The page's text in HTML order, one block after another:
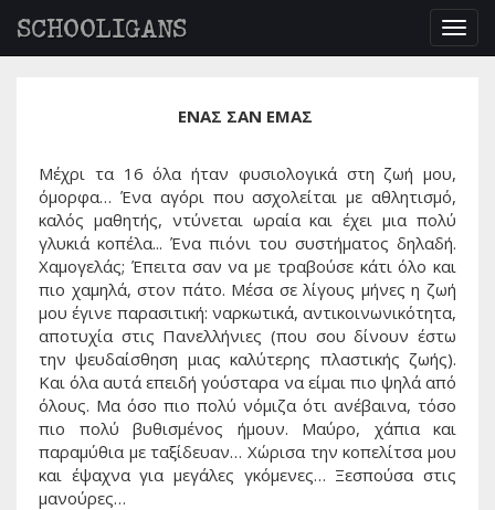
SCHOOLIGANS
ΕΝΑΣ ΣΑΝ ΕΜΑΣ
Μέχρι τα 16 όλα ήταν φυσιολογικά στη ζωή μου,
όμορφα… Ένα αγόρι που ασχολείται με αθλητισμό,
καλός μαθητής, ντύνεται ωραία και έχει μια πολύ
γλυκιά κοπέλα... Ένα πιόνι του συστήματος δηλαδή.
Χαμογελάς; Έπειτα σαν να με τραβούσε κάτι όλο και
πιο χαμηλά, στον πάτο. Μέσα σε λίγους μήνες η ζωή
μου έγινε παρασιτική: ναρκωτικά, αντικοινωνικότητα,
αποτυχία στις Πανελλήνιες (που σου δίνουν έστω
την ψευδαίσθηση μιας καλύτερης πλαστικής ζωής).
Και όλα αυτά επειδή γούσταρα να είμαι πιο ψηλά από
όλους. Μα όσο πιο πολύ νόμιζα ότι ανέβαινα, τόσο
πιο πολύ βυθισμένος ήμουν. Μαύρο, χάπια και
παραμύθια με ταξίδευαν… Χώρισα την κοπελίτσα μου
και έψαχνα για μεγάλες γκόμενες… Ξεσπούσα στις
μανούρες…